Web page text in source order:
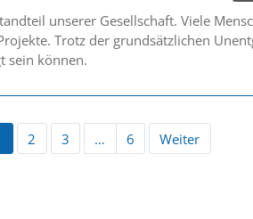
unserer Gesellschaft. Viele
Trotz der grundsätzlichen
sein können.
2 3 … 6 Weiter